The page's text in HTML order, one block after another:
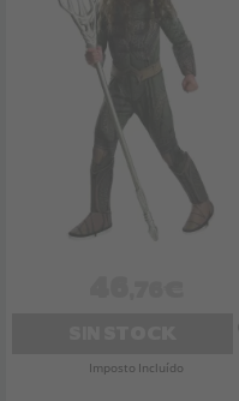
Imposto Incluído